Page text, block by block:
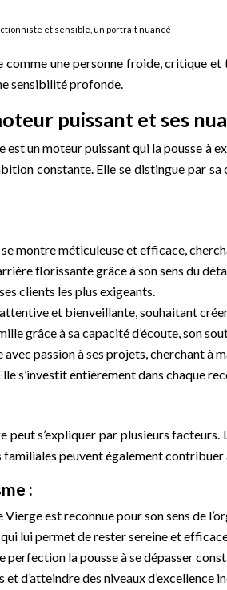
et sensible, un portrait nuancé
une personne froide, critique
sensibilité profonde.
puissant et ses
un moteur puissant qui la pousse à
constante. Elle se distingue par
montre méticuleuse et efficace,
florissante grâce à son sens du
clients les plus exigeants.
et bienveillante, souhaitant
grâce à sa capacité d’écoute, son
avec passion à ses projets, cherchant
s’investit entièrement dans chaque
s’expliquer par plusieurs facteurs.
peuvent également
:
est reconnue pour son sens de
lui permet de rester sereine et
perfection la pousse à se dépasser
d’atteindre des niveaux d’excellence